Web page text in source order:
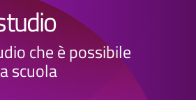
che è possibile
scuola